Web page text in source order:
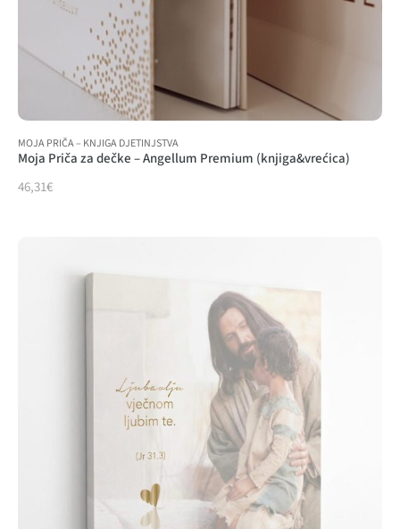
MOJA PRIČA – KNJIGA DJETINJSTVA
Moja Priča za dečke – Angellum Premium (knjiga&vrećica)
46,31€